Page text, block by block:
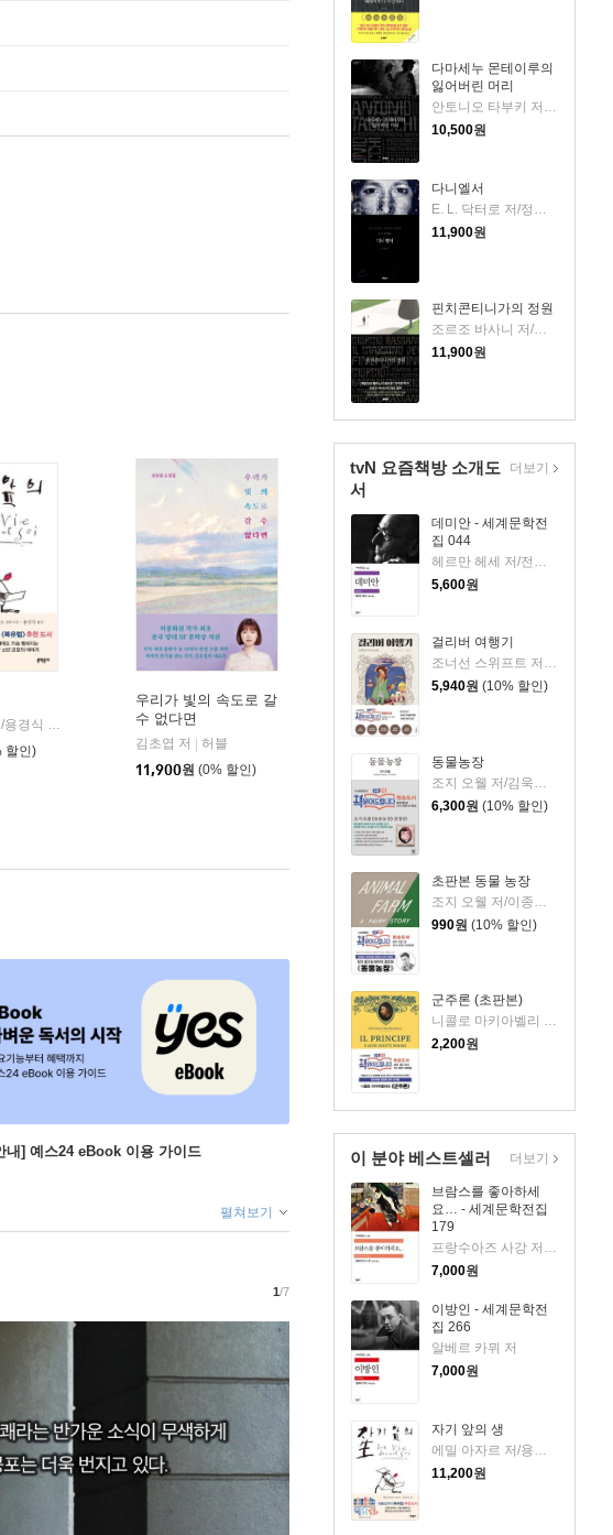
다마세누 몬테이루의
잃어버린 머리
10,500원
다니엘서
E. L. 닥터로 저/정상준 역
11,900원
핀치콘티니가의 정원
조르조 바사니 저/이현경 역
11,900원
tvN 요즘책방 소개도
서
데미안 - 세계문학전
집 044
헤르만 헤세 저/전영애 역
5,600원
걸리버 여행기
조너선 스위프트 저/김문성 역
5,940원 (10% 할인)
동물농장
6,300원 (10% 할인)
초판본 동물 농장
990원 (10% 할인)
군주론 (초판본)
2,200원
더보기
이 분야 베스트셀러
브람스를 좋아하세
요… - 세계문학전집
179
프랑수아즈 사강 저/김남주 역
7,000원
이방인 - 세계문학전
집 266
알베르 카뮈 저
7,000원
자기 앞의 생
11,200원
더보기
할인)
우리가 빛의 속도로 갈
수 없다면
김초엽 저 | 허블
11,900원 (0% 할인)
내] 예스24 eBook 이용 가이드
펼쳐보기
1/7